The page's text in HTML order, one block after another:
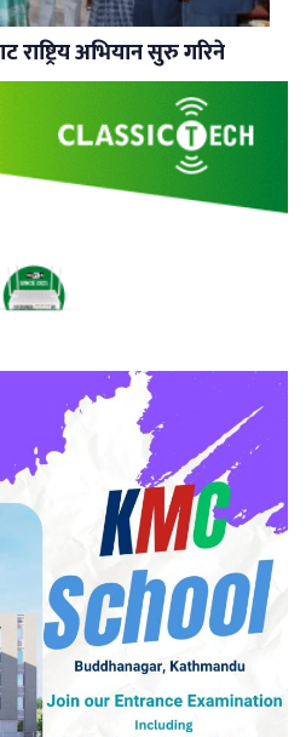
राष्ट्रिय अभियान सुरु गरिने